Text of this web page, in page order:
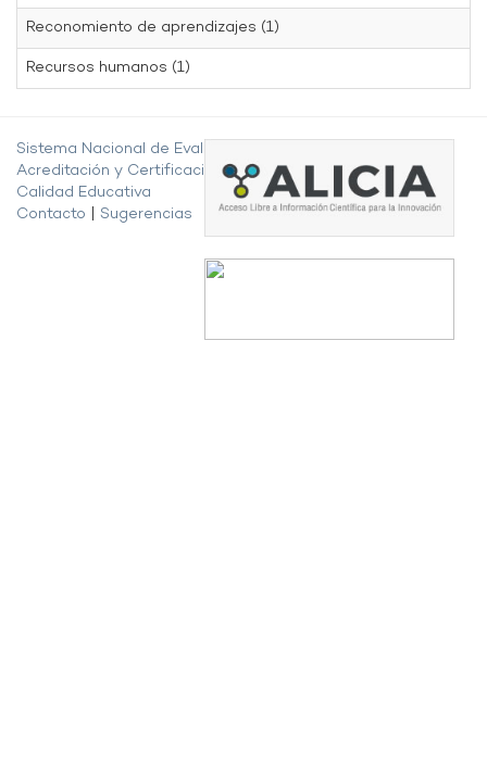
Reconomiento de aprendizajes (1)
Recursos humanos (1)
Sistema Nacional de Evaluación,
Acreditación y Certificación de la
Calidad Educativa
Contacto
Sugerencias